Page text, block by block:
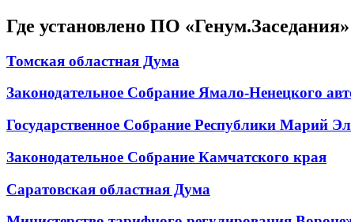
Где установлено ПО «Генум.Заседания»
Томская областная Дума
Законодательное Собрание Ямало-Ненецкого
Государственное Собрание Республики Марий Эл
Законодательное Собрание Камчатского края
Саратовская областная Дума